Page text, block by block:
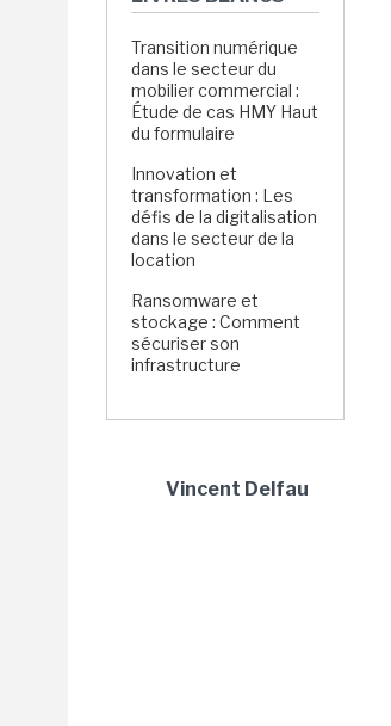
Transition numérique
dans le secteur du
mobilier commercial :
Étude de cas HMY Haut
du formulaire
Innovation et
transformation : Les
défis de la digitalisation
dans le secteur de la
location
Ransomware et
stockage : Comment
sécuriser son
infrastructure
Vincent Delfau